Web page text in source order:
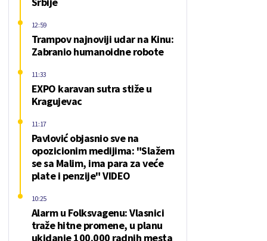
Trampov najnoviji udar na Kinu:
Zabranio humanoidne robote
12:59
EXPO karavan sutra stiže u
Kragujevac
11:33
Pavlović objasnio sve na
opozicionim medijima: "Slažem
se sa Malim, ima para za veće
plate i penzije" VIDEO
11:17
Alarm u Folksvagenu: Vlasnici
traže hitne promene, u planu
ukidanje 100.000 radnih mesta
10:25